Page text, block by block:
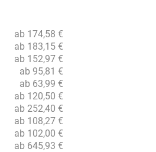
ab 174,58 €
ab 183,15 €
ab 152,97 €
ab 95,81 €
ab 63,99 €
ab 120,50 €
ab 252,40 €
ab 108,27 €
ab 102,00 €
ab 645,93 €